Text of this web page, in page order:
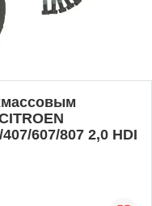
607/807 2,0 HDI